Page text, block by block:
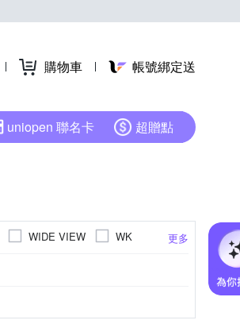
購物車 帳號綁定送
uniopen 聯名卡 超贈點
更多
WIDE VIEW
WK